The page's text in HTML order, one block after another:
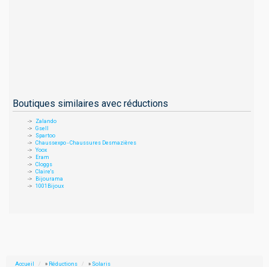
Boutiques similaires avec réductions
Zalando
Gsell
Spartoo
Chaussexpo - Chaussures Desmazières
Yoox
Eram
Cloggs
Claire's
Bijourama
1001Bijoux
Accueil » Réductions » Solaris